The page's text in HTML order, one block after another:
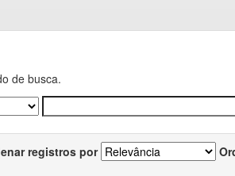
de busca.
registros por